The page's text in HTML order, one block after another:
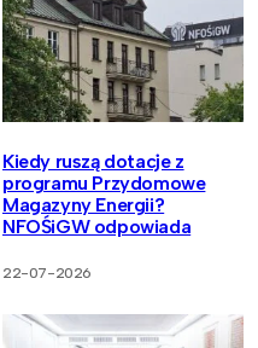
Kiedy ruszą dotacje z
programu Przydomowe
Magazyny Energii?
NFOŚiGW odpowiada
22-07-2026